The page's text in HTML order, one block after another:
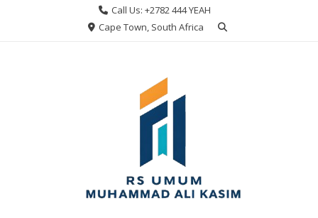
Call Us: +2782 444 YEAH
Cape Town, South Africa